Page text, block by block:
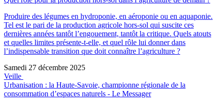
Produire des légumes en hydroponie, en aéroponie ou en aquaponie.
Tel est le pari de la production agricole hors-sol qui suscite ces
dernières années tantôt l’engouement, tantôt la critique. Quels atouts
et quelles limites présente-t-elle, et quel rôle lui donner dans
l’indispensable transition que doit connaître l’agriculture ?
Samedi 27 décembre 2025
Veille
Urbanisation : la Haute-Savoie, championne régionale de la
consommation d’espaces naturels - Le Messager